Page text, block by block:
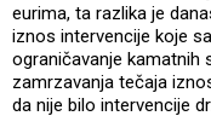
eurima, ta razlika je
iznos intervencije koje
ograničavanje kamatnih
zamrzavanja tečaja
da nije bilo intervencije